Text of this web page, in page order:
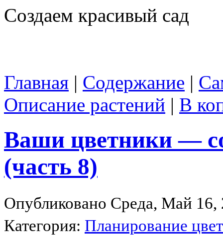
Создаем красивый сад
Главная | Содержание |
Описание растений | В
Ваши цветники —
(часть 8)
Опубликовано Среда, Май 16,
Категория: Планирование